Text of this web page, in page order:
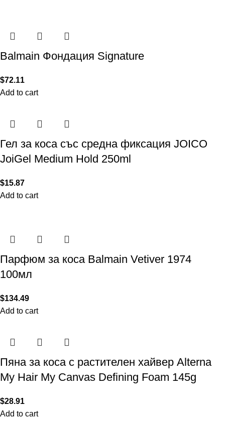
Balmain Фондация Signature
$72.11
Add to cart
Гел за коса със средна фиксация JOICO
JoiGel Medium Hold 250ml
$15.87
Add to cart
Парфюм за коса Balmain Vetiver 1974
100мл
$134.49
Add to cart
Пяна за коса с растителен хайвер Alterna
My Hair My Canvas Defining Foam 145g
$28.91
Add to cart